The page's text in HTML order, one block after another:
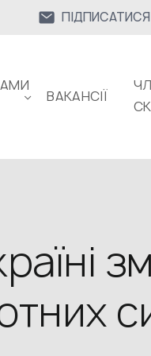
ВАКАНСІЇ